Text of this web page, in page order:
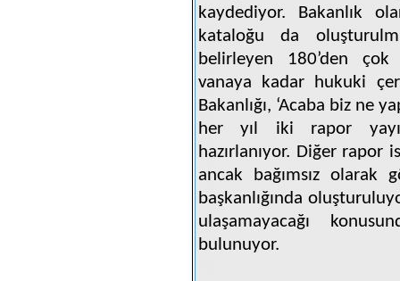
kaydediyor. Bakanlık
kataloğu da
belirleyen 180’den çok
vanaya kadar hukuki
Bakanlığı, ‘Acaba biz ne
her yıl iki rapor
hazırlanıyor. Diğer rapor
ancak bağımsız olarak
başkanlığında
ulaşamayacağı
bulunuyor.